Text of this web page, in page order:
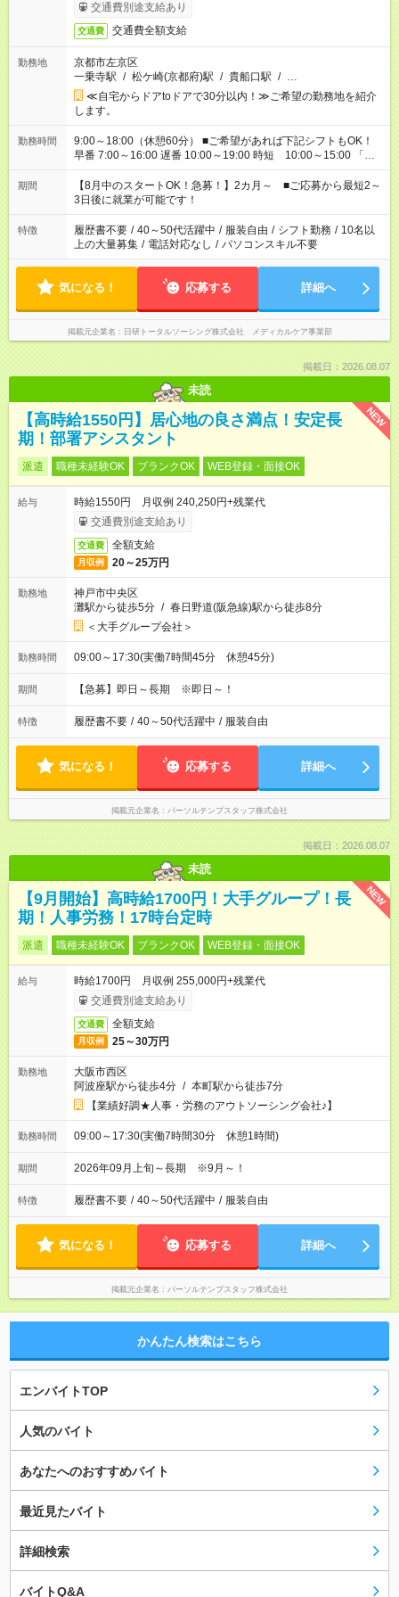
交通費別途支給あり
交通費 交通費全額支給
勤務地
京都市左京区
一乗寺駅 / 松ケ崎(京都府)駅 / 貴船口駅 / …
≪自宅からドアtoドアで30分以内！≫ご希望の勤務地を紹介
します。
勤務時間
9:00～18:00（休憩60分） ■ご希望があれば下記シフトもOK！
早番 7:00～16:00 遅番 10:00～19:00 時短 10:00～15:00 「家
族と休みを合わせたい」 「余裕を持って夕飯の準備がしたい」
「できれば残業はしたくない」 など、ご希望を教えてください
ね。 ※Wワーク希望の方へ 今ご覧のお仕事で希望する勤務時間
と、もう1つのお仕事の勤務時間。 合計で週40時間を超える場
合は応募できません。
期間
【8月中のスタートOK！急募！】2カ月～ ■ご応募から最短2～
3日後に就業が可能です！
特徴 履歴書不要 / 40～50代活躍中 / 服装自由 / シフト勤務 / 10名以
上の大量募集 / 電話対応なし / パソコンスキル不要
気になる！ 応募する 詳細へ
掲載元企業名 日研トータルソーシング株式会社 メディカルケア事業部
掲載日：2026.08.07
未読
NEW
【高時給1550円】居心地の良さ満点！安定長
期！部署アシスタント
派遣 職種未経験OK ブランクOK WEB登録・面接OK
給与
時給1550円 月収例 240,250円+残業代
交通費別途支給あり
交通費 全額支給
月収例 20～25万円
勤務地
神戸市中央区
灘駅から徒歩5分 / 春日野道(阪急線)駅から徒歩8分
＜大手グループ会社＞
勤務時間 09:00～17:30(実働7時間45分 休憩45分)
期間 【急募】即日～長期 ※即日～！
特徴 履歴書不要 / 40～50代活躍中 / 服装自由
気になる！ 応募する 詳細へ
掲載元企業名 パーソルテンプスタッフ株式会社
掲載日：2026.08.07
未読
NEW
【9月開始】高時給1700円！大手グループ！長
期！人事労務！17時台定時
派遣 職種未経験OK ブランクOK WEB登録・面接OK
給与
時給1700円 月収例 255,000円+残業代
交通費別途支給あり
交通費 全額支給
月収例 25～30万円
勤務地
大阪市西区
阿波座駅から徒歩4分 / 本町駅から徒歩7分
【業績好調★人事・労務のアウトソーシング会社♪】
勤務時間 09:00～17:30(実働7時間30分 休憩1時間)
期間 2026年09月上旬～長期 ※9月～！
特徴 履歴書不要 / 40～50代活躍中 / 服装自由
気になる！ 応募する 詳細へ
掲載元企業名 パーソルテンプスタッフ株式会社
かんたん検索はこちら
エンバイトTOP
人気のバイト
あなたへのおすすめバイト
最近見たバイト
詳細検索
バイトQ&A